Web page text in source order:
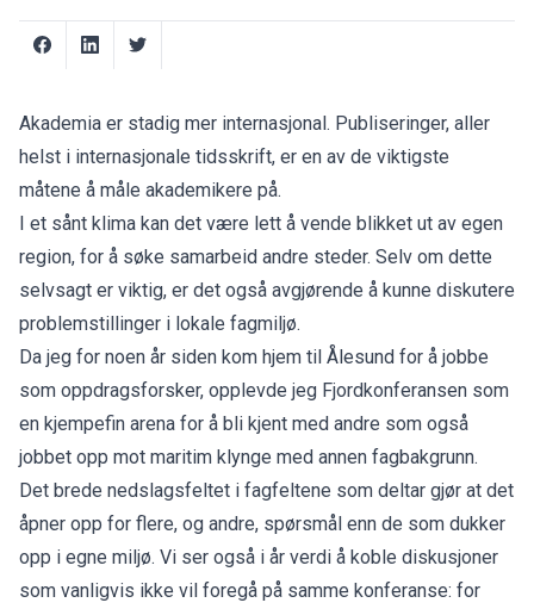
Akademia er stadig mer internasjonal. Publiseringer, aller
helst i internasjonale tidsskrift, er en av de viktigste
måtene å måle akademikere på.
I et sånt klima kan det være lett å vende blikket ut av egen
region, for å søke samarbeid andre steder. Selv om dette
selvsagt er viktig, er det også avgjørende å kunne diskutere
problemstillinger i lokale fagmiljø.
Da jeg for noen år siden kom hjem til Ålesund for å jobbe
som oppdragsforsker, opplevde jeg Fjordkonferansen som
en kjempefin arena for å bli kjent med andre som også
jobbet opp mot maritim klynge med annen fagbakgrunn.
Det brede nedslagsfeltet i fagfeltene som deltar gjør at det
åpner opp for flere, og andre, spørsmål enn de som dukker
opp i egne miljø. Vi ser også i år verdi å koble diskusjoner
som vanligvis ikke vil foregå på samme konferanse: for